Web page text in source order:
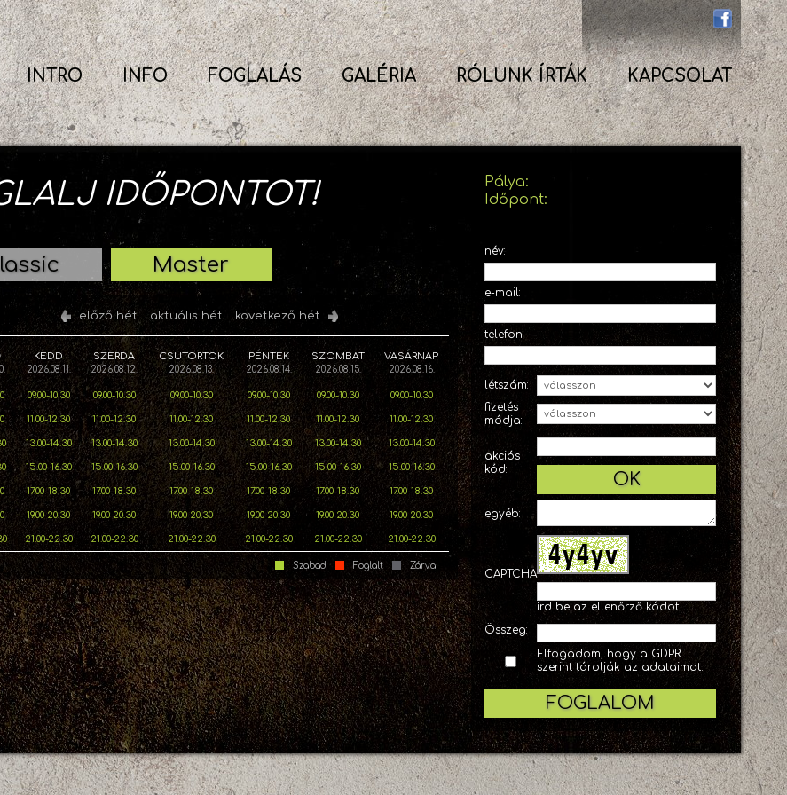
INTRO INFO FOGLALÁS GALÉRIA RÓLUNK ÍRTÁK KAPCSOLAT
IDŐPONTOT!
Master
előző hét aktuális hét következő hét
KEDD
2026.08.11.
SZERDA
2026.08.12.
CSÜTÖRTÖK
2026.08.13.
PÉNTEK
2026.08.14.
SZOMBAT
2026.08.15.
VASÁRNAP
2026.08.16.
09.00-10.30 09.00-10.30 09.00-10.30 09.00-10.30 09.00-10.30 09.00-10.30
11.00-12.30 11.00-12.30 11.00-12.30 11.00-12.30 11.00-12.30 11.00-12.30
13.00-14.30 13.00-14.30 13.00-14.30 13.00-14.30 13.00-14.30 13.00-14.30
15.00-16.30 15.00-16.30 15.00-16.30 15.00-16.30 15.00-16.30 15.00-16.30
17.00-18.30 17.00-18.30 17.00-18.30 17.00-18.30 17.00-18.30 17.00-18.30
19.00-20.30 19.00-20.30 19.00-20.30 19.00-20.30 19.00-20.30 19.00-20.30
21.00-22.30 21.00-22.30 21.00-22.30 21.00-22.30 21.00-22.30 21.00-22.30
Zárva
Foglalt
Szabad
Pálya:
Időpont:
név:
e-mail:
telefon:
létszám:
fizetés
módja:
akciós
kód:
OK
egyéb:
CAPTCHA
írd be az ellenőrző kódot
Összeg:
Elfogadom, hogy a GDPR
szerint tárolják az adataimat.
FOGLALOM